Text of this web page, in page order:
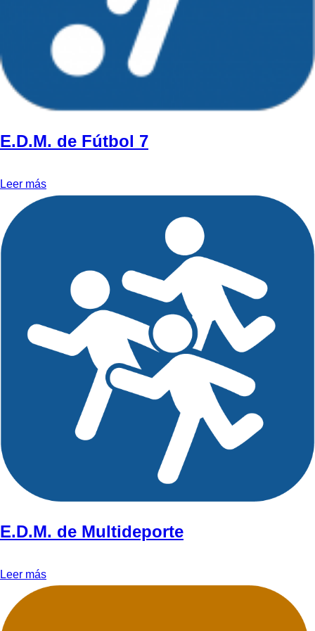
E.D.M. de Fútbol 7
Leer más
E.D.M. de Multideporte
Leer más